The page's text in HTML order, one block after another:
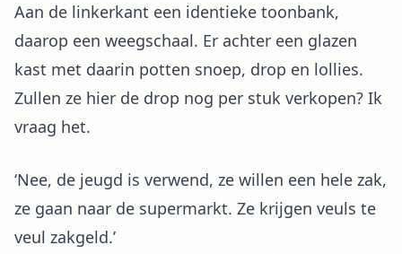
Aan de linkerkant een identieke toonbank,
daarop een weegschaal. Er achter een glazen
kast met daarin potten snoep, drop en lollies.
Zullen ze hier de drop nog per stuk verkopen? Ik
vraag het.
‘Nee, de jeugd is verwend, ze willen een hele zak,
ze gaan naar de supermarkt. Ze krijgen veuls te
veul zakgeld.’